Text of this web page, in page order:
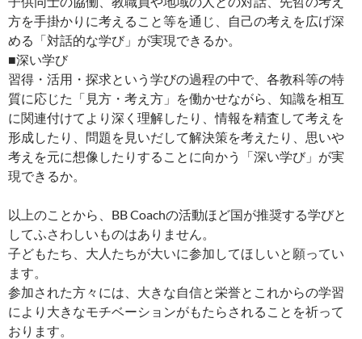
方を手掛かりに考えること等を通じ、自己の考えを広げ深
める「対話的な学び」が実現できるか。
■深い学び
習得・活用・探求という学びの過程の中で、各教科等の特
質に応じた「見方・考え方」を働かせながら、知識を相互
に関連付けてより深く理解したり、情報を精査して考えを
形成したり、問題を見いだして解決策を考えたり、思いや
考えを元に想像したりすることに向かう「深い学び」が実
現できるか。
以上のことから、BB Coachの活動ほど国が推奨する学びと
してふさわしいものはありません。
子どもたち、大人たちが大いに参加してほしいと願ってい
ます。
参加された方々には、大きな自信と栄誉とこれからの学習
により大きなモチベーションがもたらされることを祈って
おります。